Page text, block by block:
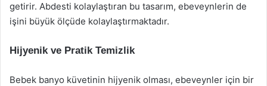
getirir. Abdesti kolaylaştıran bu tasarım, ebeveynlerin de
işini büyük ölçüde kolaylaştırmaktadır.
Hijyenik ve Pratik Temizlik
Bebek banyo küvetinin hijyenik olması, ebeveynler için bir